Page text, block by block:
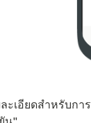
ะเอียดสำหรับกา